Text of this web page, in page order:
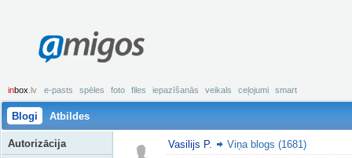
amigos
inbox .lv e-pasts spēles foto files iepazīšanās veikals ceļojumi smart
Blogi Atbildes
Vasilijs P. Viņa blogs (1681)
Autorizācija